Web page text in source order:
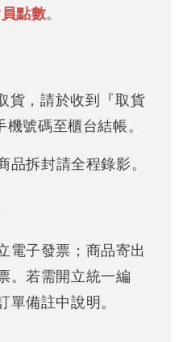
點數。
貨，請於收到『取貨
號碼至櫃台結帳。
品拆封請全程錄影。
電子發票；商品寄出
。若需開立統一編
備註中說明。